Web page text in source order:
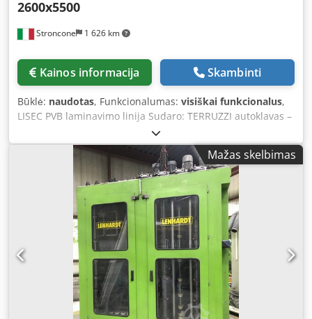
Stroncone 1 626 km
2600x5500
Kainos informacija Skambinti
Būklė: naudotas, Funkcionalumas: visiškai funkcionalus,
LISEC PVB laminavimo linija Sudaro: TERRUZZI autoklavas –
pagamintas 2007 m. LISEC HVM26B6 skalbimo mašina –
pagaminta 2015 m. Djdpsy I Sd Rsfx Ankeck Švarioji
patalpa Valcavimo įrenginys Matmenys: 5500 x 2600 mm
Mažas skelbimas